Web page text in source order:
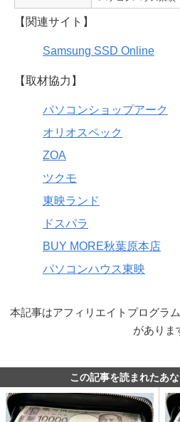
【関連サイト】
Samsung SSD Online
【取材協力】
パソコンショップアーク
オリオスペック
ZOA
ツクモ
東映ランド
ドスパラ
BUY MORE秋葉原本店
パソコンハウス東映
本記事はアフィリエイトプログラ
がありま
この記事を読まれたあ